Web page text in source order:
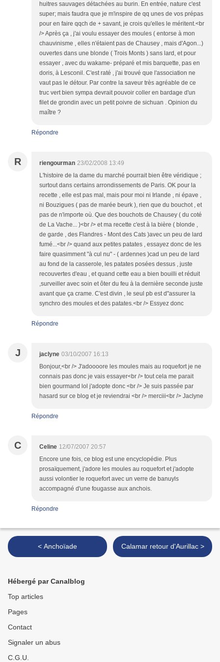
huitres sauvages détachées au burin. En entrée, nature c'est
super; mais faudra que je m'inspire de qq unes de vos prépas
pour en faire qqch de + savant, je crois qu'elles le méritent.<br
/> Après ça , j'ai voulu essayer des moules ( entorse à mon
chauvinisme , elles n'étaient pas de Chausey , mais d'Agon...)
ouvertes dans une blonde ( Trois Monts ) sans lard, et pour
essayer , avec du wakame- préparé et mis barquette, pas en
doris, à Lesconil. C'est raté , j'ai trouvé que l'association ne
vaut pas le détour. Par contre la saveur très agréable de ce
truc vert bien sympa devrait pouvoir coller en bardage d'un
filet de grondin avec un petit poivre de sichuan . Opinion du
maître ?
Répondre
R riengourman 23/02/2008 13:49
L'histoire de la dame du marché pourrait bien être véridique ;
surtout dans certains arrondissements de Paris. OK pour la
recette , elle est pas mal, mais pour moi ni Irlande , ni épave ,
ni Bouzigues ( pas de marée beurk ), rien que du bouchot , et
pas de n'importe où. Que des bouchots de Chausey ( du coté
de La Vache... )<br /> et ma recette c'est à la bière ( blonde ,
de garde , des Flandres - Mont des Cats )avec un peu de lard
fumé...<br /> quand aux petites patates , essayez donc de les
faire quasimment "à cul nu" - ( ardennes )cad un peu de lard
au fond de la casserole, les patates posées dessus , juste
recouvertes d'eau , et quand cette eau a bien bouilli et réduit
,surveiller avec soin et ôter du feu à la dernière seconde juste
avant que ça crame. C'est divin , le seul pb est d"assurer la
synchro des moules et des patates.<br /> Essyez donc
Répondre
J jaclyne 03/10/2007 16:13
Bonjour,<br /> J'adoooore les moules mais au roquefort je ne
connais pas donc je vais essayer<br /> tout cela me parait
bien gourmand lol j'adopte donc <br /> Je suis passée par
hasard sur ce blog et je reviendrai <br /> merciii<br /> Jaclyne
Répondre
C Celine 12/07/2007 20:57
Encore une fois, ce blog est une encyclopédie. Plus
prosaïquement, j'adore les moules au roquefort et j'adopte
aussi volontier le roquefort avec un verre de banuyls
accompagné d'une fougasse aux anchois.
Répondre
< Anchoïade Calamar retour d'Aurillac >
Hébergé par Canalblog
Top articles
Pages
Contact
Signaler un abus
C.G.U.